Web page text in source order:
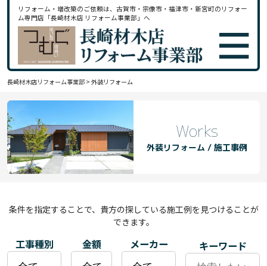
リフォーム・増改築のご依頼は、古賀市・宗像市・福津市・新宮町のリフォー
ム専門店「長崎材木店 リフォーム事業部」へ
長崎材木店リフォーム事業部 > 外装リフォーム
Works
外装リフォーム / 施工事例
条件を指定することで、貴方の探している施工例を見つけることが
できます。
工事種別 金額 メーカー キーワード